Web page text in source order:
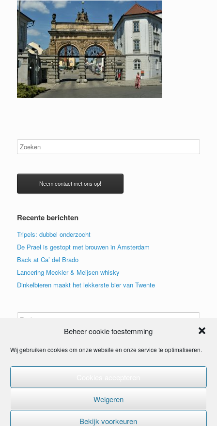
Beheer cookie toestemming
Wij gebruiken cookies om onze website en onze service te optimaliseren.
Weigeren
Bekijk voorkeuren
Neem contact met ons op!
Recente berichten
Tripels: dubbel onderzocht
De Prael is gestopt met brouwen in Amsterdam
Back at Ca’ del Brado
Lancering Meckler & Meijsen whisky
Dinkelbieren maakt het lekkerste bier van Twente